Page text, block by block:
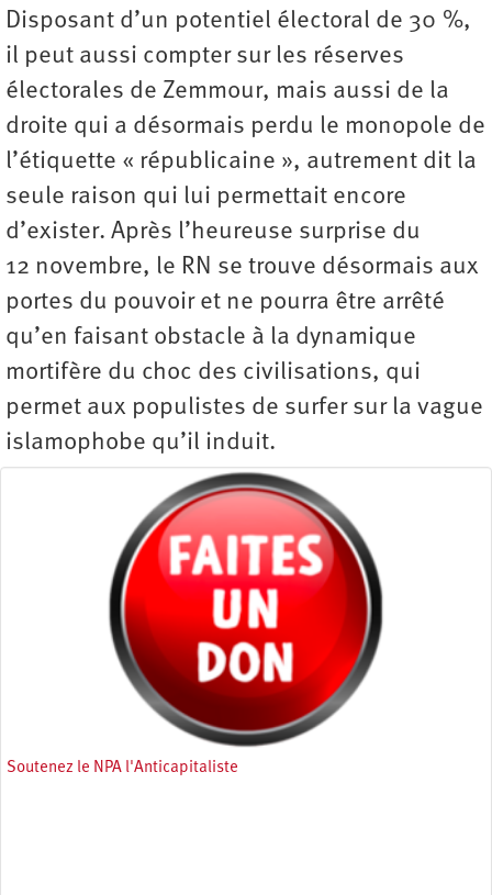
Disposant d’un potentiel électoral de 30 %,
il peut aussi compter sur les réserves
électorales de Zemmour, mais aussi de la
droite qui a désormais perdu le monopole de
l’étiquette « républicaine », autrement dit la
seule raison qui lui permettait encore
d’exister. Après l’heureuse surprise du
12 novembre, le RN se trouve désormais aux
portes du pouvoir et ne pourra être arrêté
qu’en faisant obstacle à la dynamique
mortifère du choc des civilisations, qui
permet aux populistes de surfer sur la vague
islamophobe qu’il induit.
Soutenez le NPA l'Anticapitaliste